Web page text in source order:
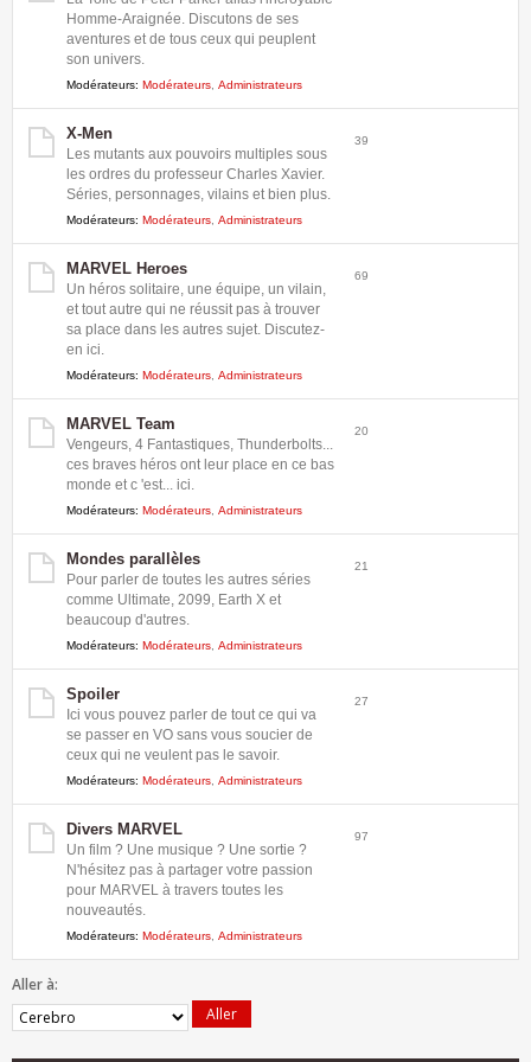
Homme-Araignée. Discutons de ses
aventures et de tous ceux qui peuplent
son univers.
Modérateurs: Modérateurs, Administrateurs
X-Men
Les mutants aux pouvoirs multiples sous
les ordres du professeur Charles Xavier.
Séries, personnages, vilains et bien plus.
Modérateurs: Modérateurs, Administrateurs
39
MARVEL Heroes
Un héros solitaire, une équipe, un vilain,
et tout autre qui ne réussit pas à trouver
sa place dans les autres sujet. Discutez-
en ici.
Modérateurs: Modérateurs, Administrateurs
69
MARVEL Team
Vengeurs, 4 Fantastiques, Thunderbolts...
ces braves héros ont leur place en ce bas
monde et c 'est... ici.
Modérateurs: Modérateurs, Administrateurs
20
Mondes parallèles
Pour parler de toutes les autres séries
comme Ultimate, 2099, Earth X et
beaucoup d'autres.
Modérateurs: Modérateurs, Administrateurs
21
Spoiler
Ici vous pouvez parler de tout ce qui va
se passer en VO sans vous soucier de
ceux qui ne veulent pas le savoir.
Modérateurs: Modérateurs, Administrateurs
27
Divers MARVEL
Un film ? Une musique ? Une sortie ?
N'hésitez pas à partager votre passion
pour MARVEL à travers toutes les
nouveautés.
Modérateurs: Modérateurs, Administrateurs
97
Aller à: